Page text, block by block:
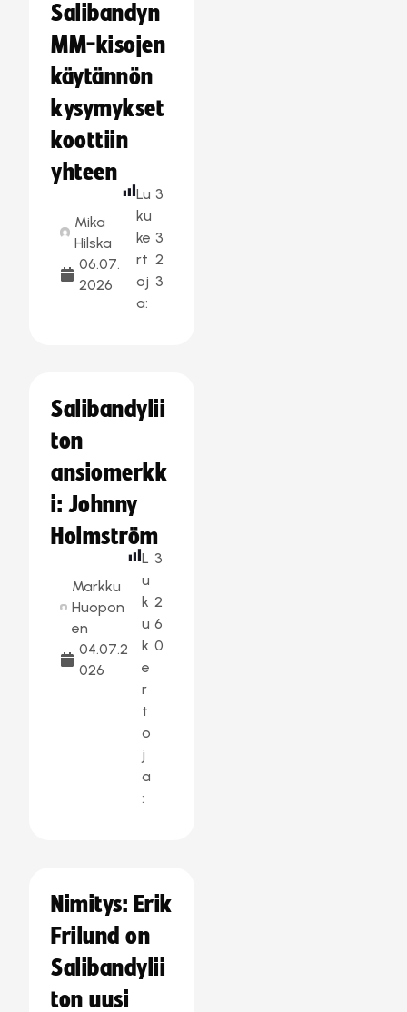
Salibandyn
MM-kisojen
käytännön
kysymykset
koottiin
yhteen
Mika
Hilska
06.07.
2026
Lu
ku
ke
rt
oj
a:
3
3
2
3
Salibandylii
ton
ansiomerkk
i: Johnny
Holmström
Markku
Huopon
en
04.07.2
026
L
u
k
u
k
e
r
t
o
j
a
:
3
2
6
0
Nimitys: Erik
Frilund on
Salibandylii
ton uusi